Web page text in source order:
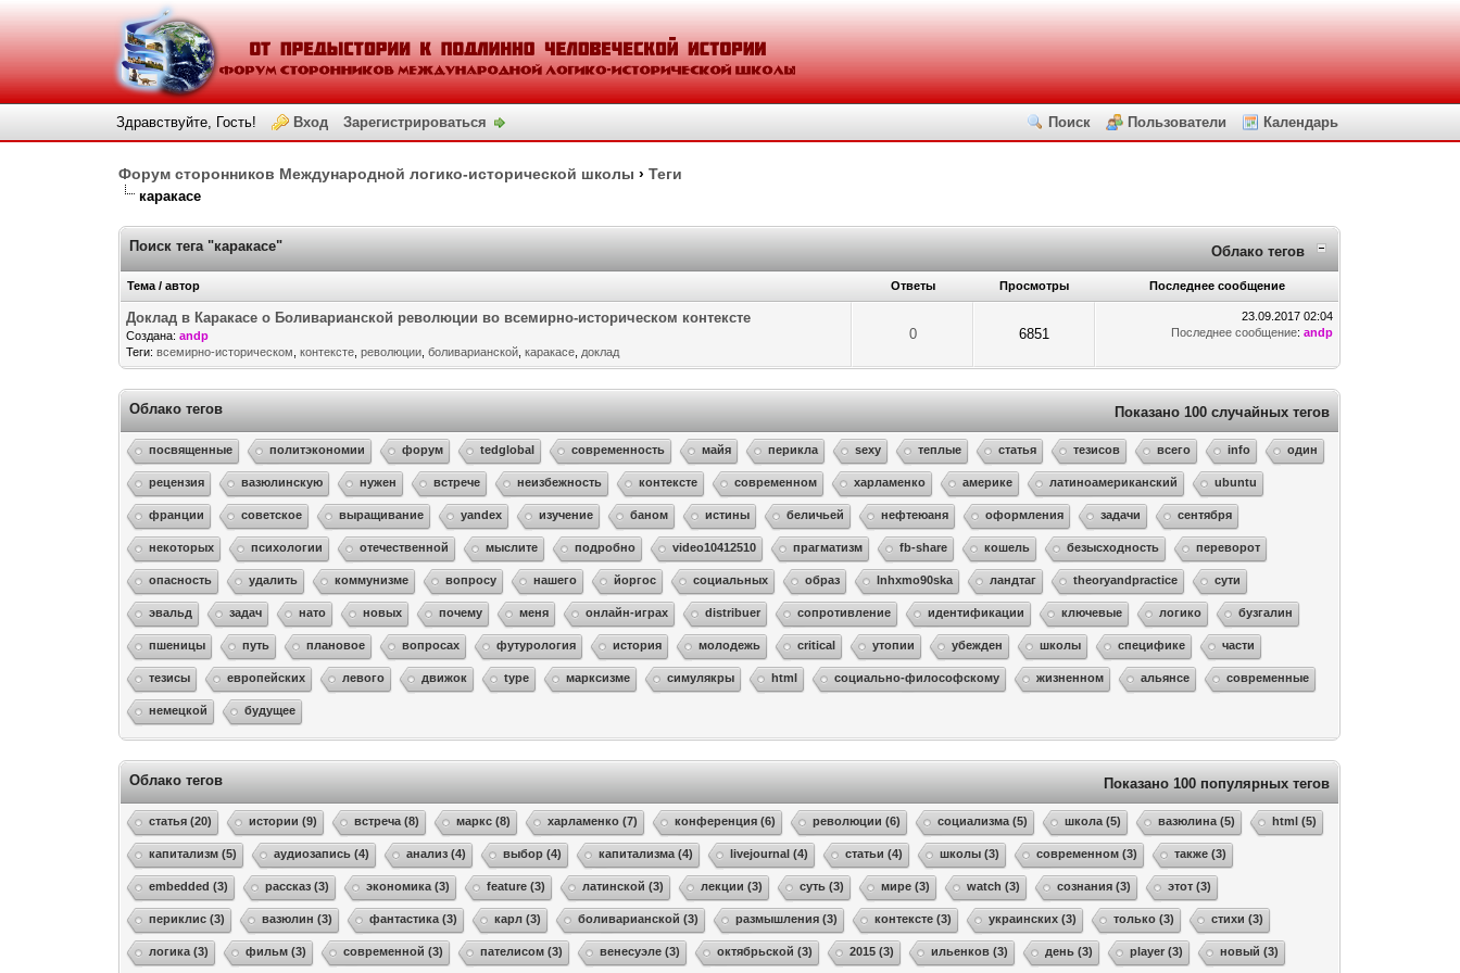
Поиск Пользователи Календарь
Здравствуйте, Гость! Вход Зарегистрироваться
Форум сторонников Международной логико-исторической школы ›Теги
каракасе
Облако тегов
Поиск тега "каракасе"
Тема / автор Ответы Просмотры Последнее сообщение
Доклад в Каракасе о Боливарианской революции во всемирно-историческом контексте
Создана:andp
Теги:всемирно-историческом ,контексте ,революции ,боливарианской ,каракасе доклад
0 6851
23.09.2017 02:04
Последнее сообщение:andp
Показано 100 случайных тегов
Облако тегов
посвященные политэкономии форум tedglobal современность майя перикла sexy теплые статья тезисов всего info один
рецензия вазюлинскую нужен встрече неизбежность контексте современном харламенко америке латиноамериканский ubuntu
франции советское выращивание yandex изучение баном истины беличьей нефтеюаня оформления задачи сентября
некоторых психологии отечественной мыслите подробно video10412510 прагматизм fb-share кошель безысходность переворот
опасность удалить коммунизме вопросу нашего йоргос социальных образ lnhxmo90ska ландтаг theoryandpractice сути
эвальд задач нато новых почему меня онлайн-играх distribuer сопротивление идентификации ключевые логико бузгалин
пшеницы путь плановое вопросах футурология история молодежь critical утопии убежден школы специфике части
тезисы европейских левого движок type марксизме симулякры html социально-философскому жизненном альянсе современные
немецкой будущее
Показано 100 популярных тегов
Облако тегов
статья (20) истории (9) встреча (8) маркс (8) харламенко (7) конференция (6) революции (6) социализма (5) школа (5) вазюлина (5) html (5)
капитализм (5) аудиозапись (4) анализ (4) выбор (4) капитализма (4) livejournal (4) статьи (4) школы (3) современном (3) также (3)
embedded (3) рассказ (3) экономика (3) feature (3) латинской (3) лекции (3) суть (3) мире (3) watch (3) сознания (3) этот (3)
периклис (3) вазюлин (3) фантастика (3) карл (3) боливарианской (3) размышления (3) контексте (3) украинских (3) только (3) стихи (3)
логика (3) фильм (3) современной (3) пателисом (3) венесуэле (3) октябрьской (3) 2015 (3) ильенков (3) день (3) player (3) новый (3)